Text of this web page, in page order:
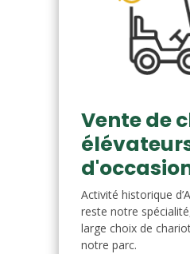
Vente de
Activité historique
reste notre
large choix de
notre parc.